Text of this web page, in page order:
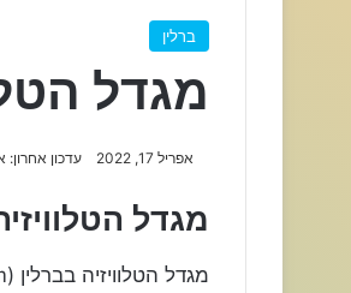
ברלין
מגדל
אפריל 17, 2022 עדכון אחרון: אפריל
מגדל